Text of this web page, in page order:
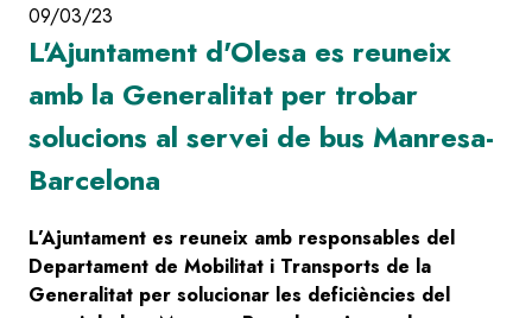
09/03/23
L'Ajuntament d'Olesa es reuneix
amb la Generalitat per trobar
solucions al servei de bus Manresa-
Barcelona
L’Ajuntament es reuneix amb responsables del
Departament de Mobilitat i Transports de la
Generalitat per solucionar les deficiències del